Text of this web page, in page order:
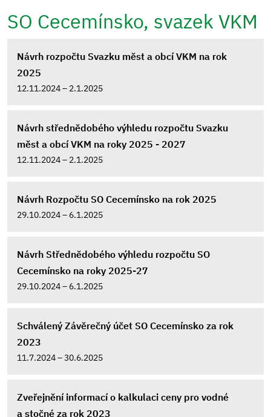
SO Cecemínsko, svazek VKM
Návrh rozpočtu Svazku měst a obcí VKM na rok
2025
12.11.2024 – 2.1.2025
Návrh střednědobého výhledu rozpočtu Svazku
měst a obcí VKM na roky 2025 - 2027
12.11.2024 – 2.1.2025
Návrh Rozpočtu SO Cecemínsko na rok 2025
29.10.2024 – 6.1.2025
Návrh Střednědobého výhledu rozpočtu SO
Cecemínsko na roky 2025-27
29.10.2024 – 6.1.2025
Schválený Závěrečný účet SO Cecemínsko za rok
2023
11.7.2024 – 30.6.2025
Zveřejnění informací o kalkulaci ceny pro vodné
a stočné za rok 2023